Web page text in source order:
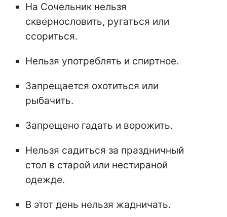
На Сочельник нельзя
сквернословить, ругаться или
ссориться.
Нельзя употреблять и спиртное.
Запрещается охотиться или
рыбачить.
Запрещено гадать и ворожить.
Нельзя садиться за праздничный
стол в старой или нестираной
одежде.
В этот день нельзя жадничать.